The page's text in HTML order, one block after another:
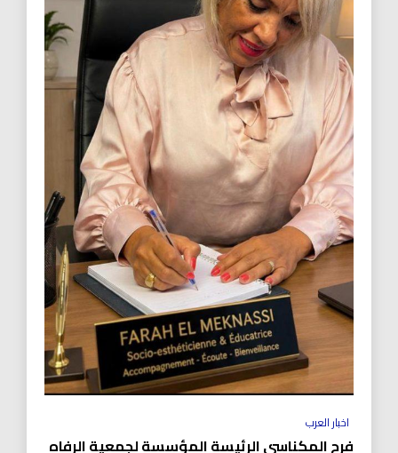
اخبار العرب
فرح المكناسي الرئيسة المؤسسة لجمعية الرفاه